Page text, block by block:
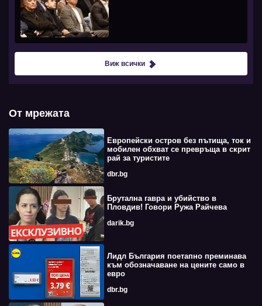
Виж всички
От мрежата
Европейски остров без пътища, ток и
мобилен обхват се превръща в скрит
рай за туристите
dbr.bg
Брутална гавра и убийство в
Пловдив! Говори Ружа Райчева
darik.bg
Лидл България поетапно преминава
към обозначаване на цените само в
евро
dbr.bg